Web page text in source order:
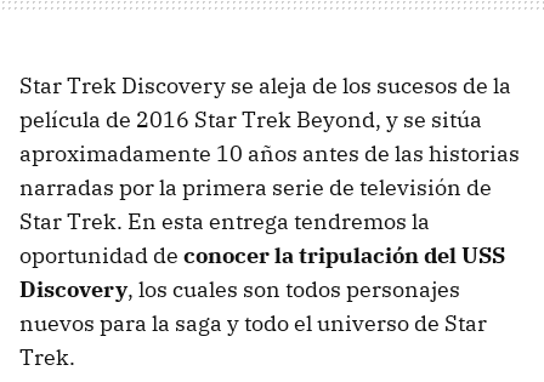
Star Trek Discovery se aleja de los sucesos de la
película de 2016 Star Trek Beyond, y se sitúa
aproximadamente 10 años antes de las historias
narradas por la primera serie de televisión de
Star Trek. En esta entrega tendremos la
oportunidad de conocer la tripulación del USS
Discovery, los cuales son todos personajes
nuevos para la saga y todo el universo de Star
Trek.